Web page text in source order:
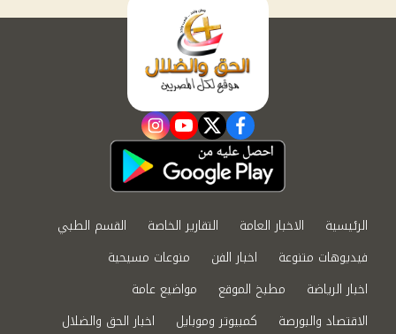
facebook
twitter
youtube
instagram
الرئيسية الاخبار العامة التقارير الخاصة
القسم الطبي
فيديوهات متنوعة
اخبار الفن
منوعات مسيحية
اخبار الرياضة
مطبخ الموقع
مواضيع عامة
الاقتصاد والبورصة
كمبيوتر وموبايل اخبار الحق والضلال